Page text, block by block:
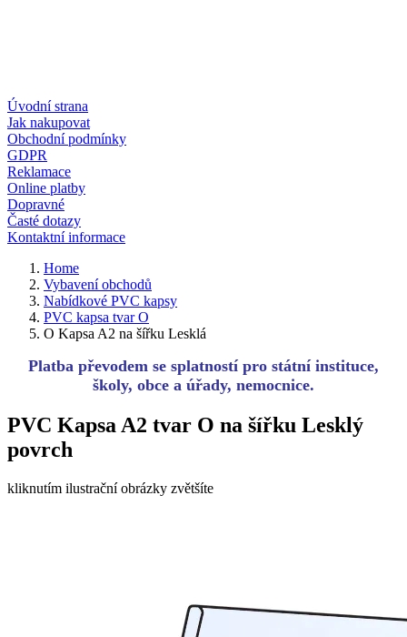
Úvodní strana
Jak nakupovat
Obchodní podmínky
GDPR
Reklamace
Online platby
Dopravné
Časté dotazy
Kontaktní informace
Home
Vybavení obchodů
Nabídkové PVC kapsy
PVC kapsa tvar O
O Kapsa A2 na šířku Lesklá
Platba převodem se splatností pro státní instituce,
školy, obce a úřady, nemocnice.
PVC Kapsa A2 tvar O na šířku Lesklý
povrch
kliknutím ilustrační obrázky zvětšíte